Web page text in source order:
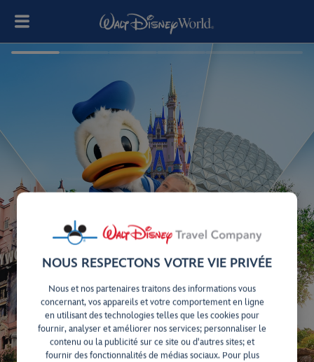
NOUS RESPECTONS VOTRE VIE PRIVÉE
Nous et nos partenaires traitons des informations vous
concernant, vos appareils et votre comportement en ligne
en utilisant des technologies telles que les cookies pour
fournir, analyser et améliorer nos services; personnaliser le
contenu ou la publicité sur ce site ou d'autres sites; et
fournir des fonctionnalités de médias sociaux. Pour plus